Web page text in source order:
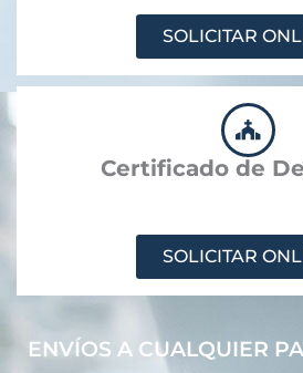
SOLICITAR
Certificado de
SOLICITAR
ENVÍOS A CUALQUIER